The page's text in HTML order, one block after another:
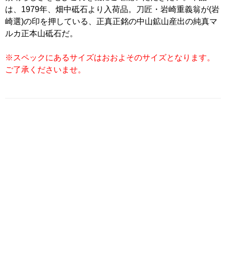
は、1979年、畑中砥石より入荷品。刀匠・岩崎重義翁が(岩
崎選)の印を押している、正真正銘の中山鉱山産出の純真マ
ルカ正本山砥石だ。
※スペックにあるサイズはおおよそのサイズとなります。
ご了承くださいませ。